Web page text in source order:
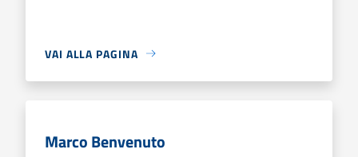
VAI ALLA PAGINA
Marco Benvenuto